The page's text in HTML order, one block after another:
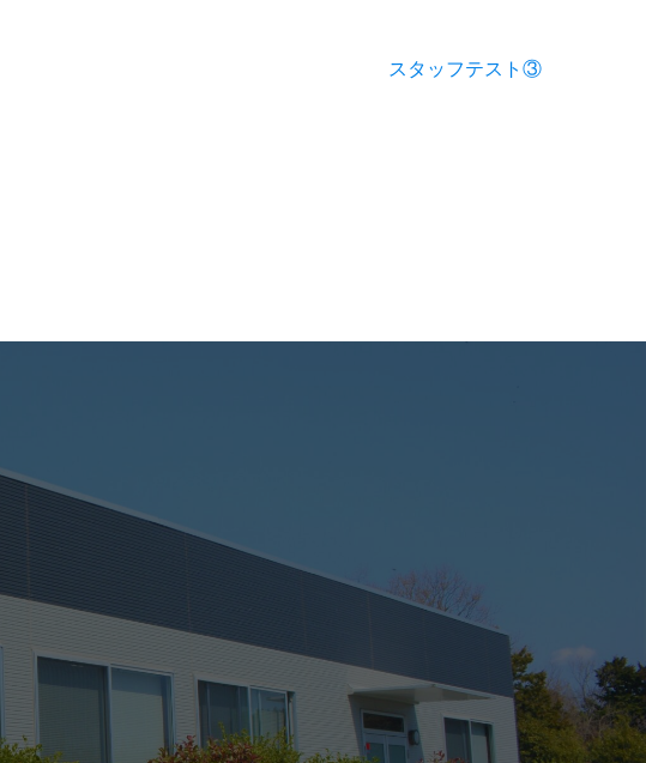
スタッフテスト③